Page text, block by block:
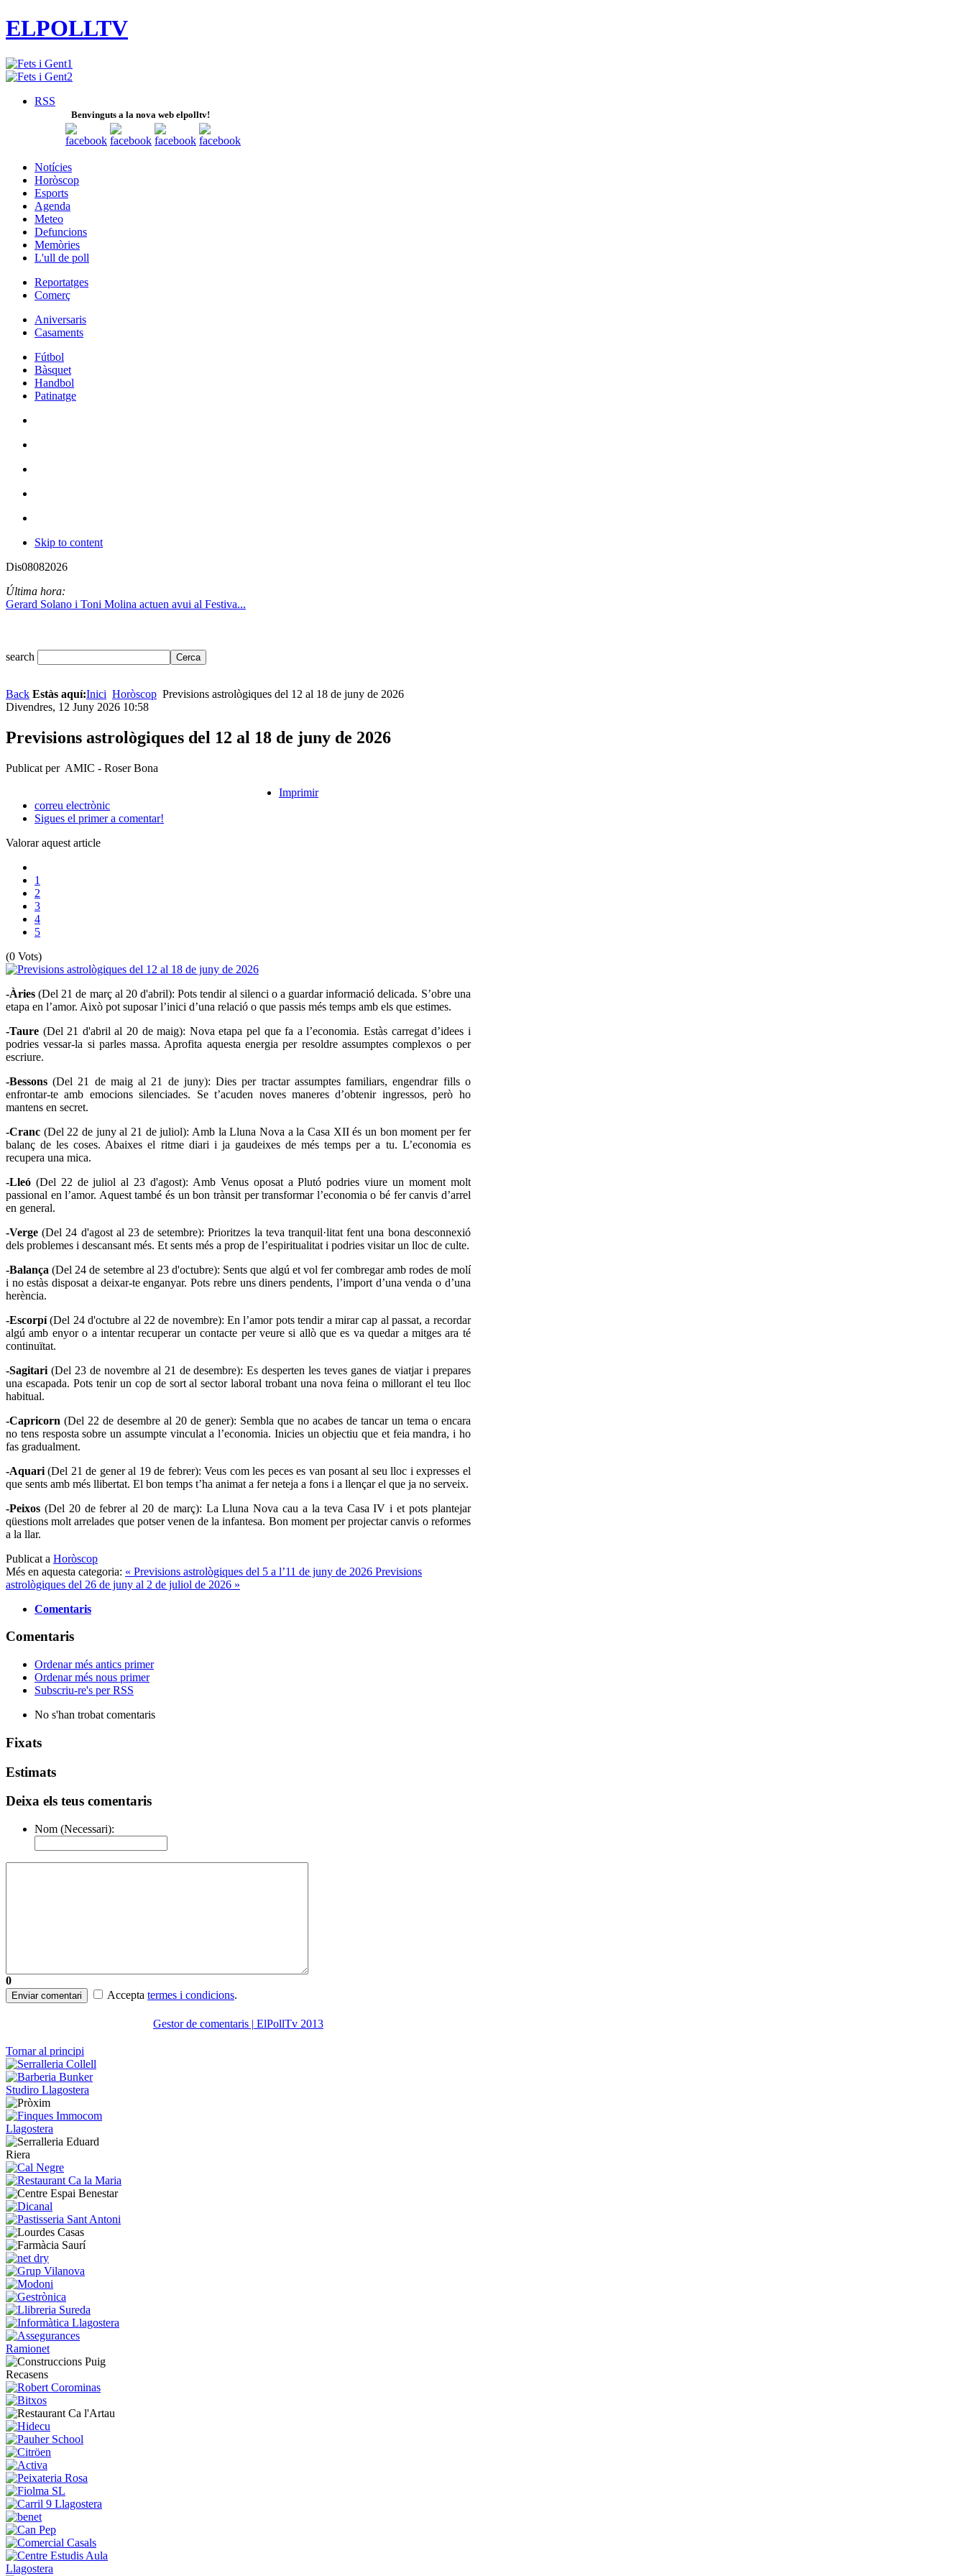
ELPOLLTV
RSS
Benvinguts a la nova web elpolltv!
Notícies
Horòscop
Esports
Agenda
Meteo
Defuncions
Memòries
L'ull de poll
Reportatges
Comerç
Aniversaris
Casaments
Fútbol
Bàsquet
Handbol
Patinatge
Skip to content
Dis08082026
Última hora:
Gerard Solano i Toni Molina actuen avui al Festiva...
search
Back Estàs aquí:Inici Horòscop Previsions astrològiques del 12 al 18 de juny de 2026
Divendres, 12 Juny 2026 10:58
Previsions astrològiques del 12 al 18 de juny de 2026
Publicat per AMIC - Roser Bona
Imprimir
correu electrònic
Sigues el primer a comentar!
Valorar aquest article
1
2
3
4
5
(0 Vots)
-Àries (Del 21 de març al 20 d'abril): Pots tendir al silenci o a guardar informació delicada. S’obre una
etapa en l’amor. Això pot suposar l’inici d’una relació o que passis més temps amb els que estimes.
-Taure (Del 21 d'abril al 20 de maig): Nova etapa pel que fa a l’economia. Estàs carregat d’idees i
podries vessar-la si parles massa. Aprofita aquesta energia per resoldre assumptes complexos o per
escriure.
-Bessons (Del 21 de maig al 21 de juny): Dies per tractar assumptes familiars, engendrar fills o
enfrontar-te amb emocions silenciades. Se t’acuden noves maneres d’obtenir ingressos, però ho
mantens en secret.
-Cranc (Del 22 de juny al 21 de juliol): Amb la Lluna Nova a la Casa XII és un bon moment per fer
balanç de les coses. Abaixes el ritme diari i ja gaudeixes de més temps per a tu. L’economia es
recupera una mica.
-Lleó (Del 22 de juliol al 23 d'agost): Amb Venus oposat a Plutó podries viure un moment molt
passional en l’amor. Aquest també és un bon trànsit per transformar l’economia o bé fer canvis d’arrel
en general.
-Verge (Del 24 d'agost al 23 de setembre): Prioritzes la teva tranquil·litat fent una bona desconnexió
dels problemes i descansant més. Et sents més a prop de l’espiritualitat i podries visitar un lloc de culte.
-Balança (Del 24 de setembre al 23 d'octubre): Sents que algú et vol fer combregar amb rodes de molí
i no estàs disposat a deixar-te enganyar. Pots rebre uns diners pendents, l’import d’una venda o d’una
herència.
-Escorpí(Del 24 d'octubre al 22 de novembre): En l’amor pots tendir a mirar cap al passat, a recordar
algú amb enyor o a intentar recuperar un contacte per veure si allò que es va quedar a mitges ara té
continuïtat.
-Sagitari (Del 23 de novembre al 21 de desembre): Es desperten les teves ganes de viatjar i prepares
una escapada. Pots tenir un cop de sort al sector laboral trobant una nova feina o millorant el teu lloc
habitual.
-Capricorn (Del 22 de desembre al 20 de gener): Sembla que no acabes de tancar un tema o encara
no tens resposta sobre un assumpte vinculat a l’economia. Inicies un objectiu que et feia mandra, i ho
fas gradualment.
-Aquari(Del 21 de gener al 19 de febrer): Veus com les peces es van posant al seu lloc i expresses el
que sents amb més llibertat. El bon temps t’ha animat a fer neteja a fons i a llençar el que ja no serveix.
-Peixos (Del 20 de febrer al 20 de març): La Lluna Nova cau a la teva Casa IV i et pots plantejar
qüestions molt arrelades que potser venen de la infantesa. Bon moment per projectar canvis o reformes
a la llar.
Publicat a Horòscop
Més en aquesta categoria: « Previsions astrològiques del 5 a l’11 de juny de 2026 Previsions
astrològiques del 26 de juny al 2 de juliol de 2026 »
Comentaris
Comentaris
Ordenar més antics primer
Ordenar més nous primer
Subscriu-re's per RSS
No s'han trobat comentaris
Fixats
Estimats
Deixa els teus comentaris
Nom (Necessari):
0
Enviar comentari Accepta termes i condicions.
Gestor de comentaris | ElPollTv 2013
Tornar al principi